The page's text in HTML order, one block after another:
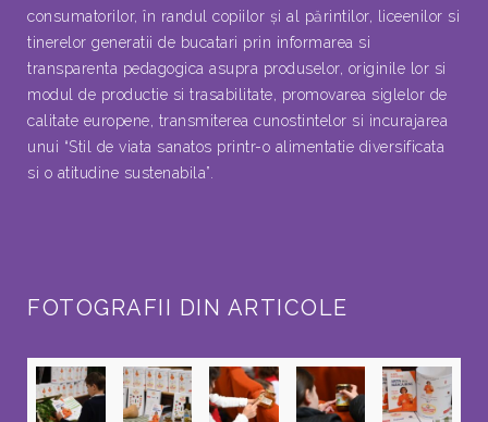
consumatorilor, în randul copiilor şi al părintilor, liceenilor si
tinerelor generatii de bucatari prin informarea si
transparenta pedagogica asupra produselor, originile lor si
modul de productie si trasabilitate, promovarea siglelor de
calitate europene, transmiterea cunostintelor si incurajarea
unui “Stil de viata sanatos printr-o alimentatie diversificata
si o atitudine sustenabila”.
FOTOGRAFII DIN ARTICOLE